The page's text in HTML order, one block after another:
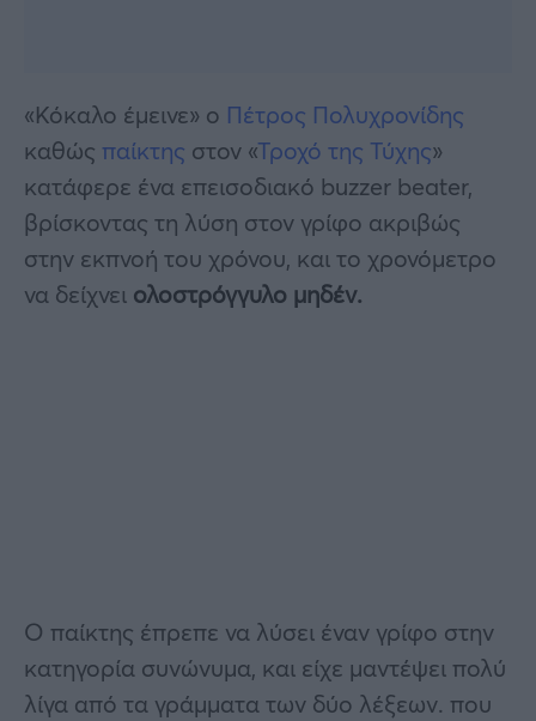
«Κόκαλο έμεινε» ο Πέτρος Πολυχρονίδης
καθώς παίκτης στον «Τροχό της Τύχης»
κατάφερε ένα επεισοδιακό buzzer beater,
βρίσκοντας τη λύση στον γρίφο ακριβώς
στην εκπνοή του χρόνου, και το χρονόμετρο
να δείχνει ολοστρόγγυλο μηδέν.
Ο παίκτης έπρεπε να λύσει έναν γρίφο στην
κατηγορία συνώνυμα, και είχε μαντέψει πολύ
λίγα από τα γράμματα των δύο λέξεων. που